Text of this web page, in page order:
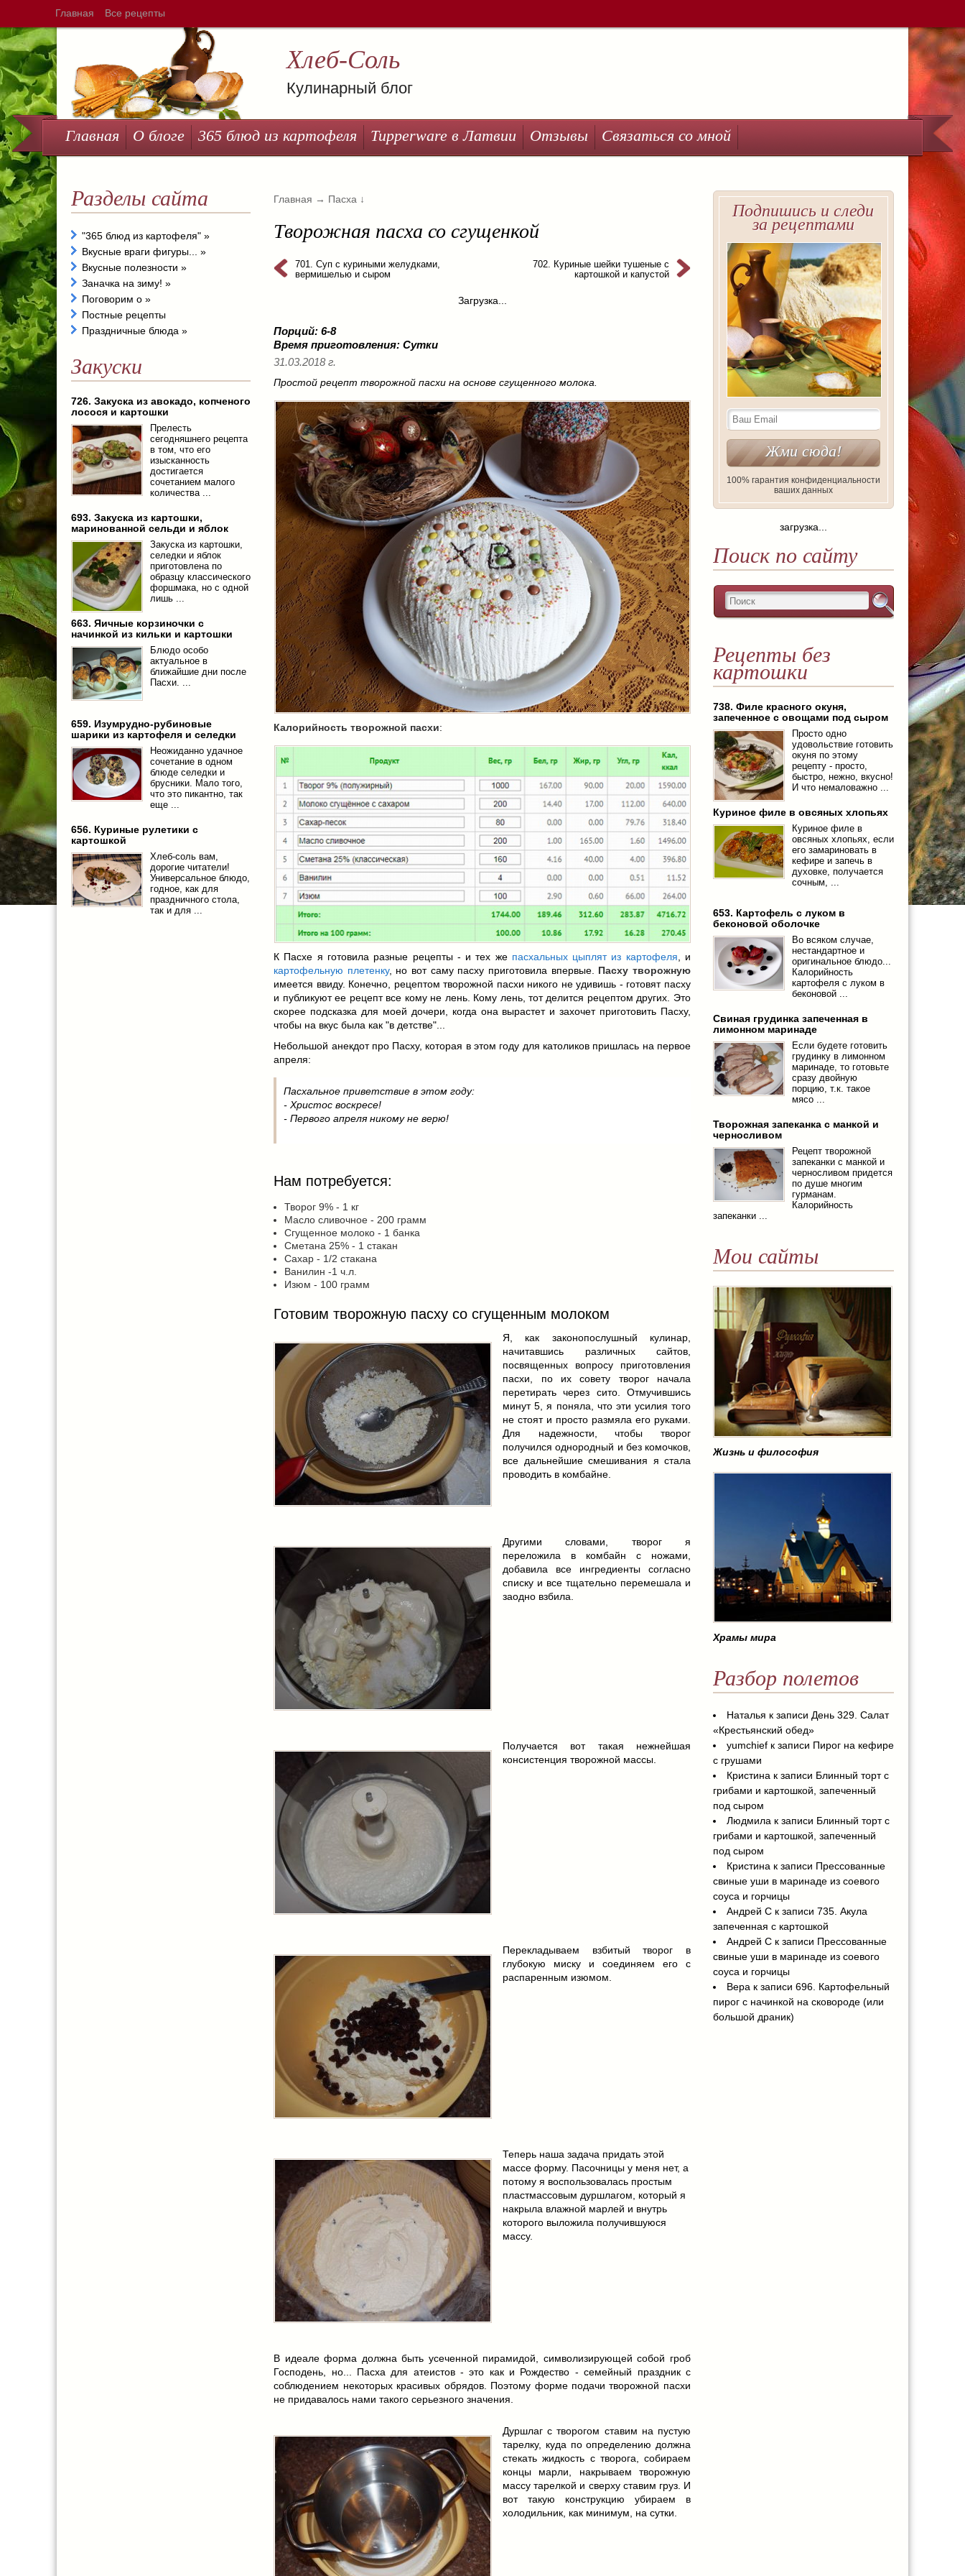
Главная Все рецепты
Хлеб-Соль
Кулинарный блог
Главная О блоге 365 блюд из картофеля Tupperware в Латвии Отзывы Связаться со мной
Главная → Пасха ↓
Творожная пасха со сгущенкой
701. Суп с куриными желудками,
вермишелью и сыром
702. Куриные шейки тушеные с
картошкой и капустой
Загрузка...
Порций: 6-8
Время приготовления:Сутки
31.03.2018 г.
Простой рецепт творожной пасхи на основе сгущенного молока.
Калорийность творожной пасхи:
К Пасхе я готовила разные рецепты - и тех же пасхальных цыплят из картофеля , и
картофельную плетенку, но вот саму пасху приготовила впервые. Пасху творожную
имеется ввиду. Конечно, рецептом творожной пасхи никого не удивишь - готовят пасху
и публикуют ее рецепт все кому не лень. Кому лень, тот делится рецептом других. Это
скорее подсказка для моей дочери, когда она вырастет и захочет приготовить Пасху,
чтобы на вкус была как "в детстве"...
Небольшой анекдот про Пасху, которая в этом году для католиков пришлась на первое
апреля:
Пасхальное приветствие в этом году:
- Христос воскресе!
- Первого апреля никому не верю!
Нам потребуется:
Творог 9% - 1 кг
Масло сливочное - 200 грамм
Сгущенное молоко - 1 банка
Сметана 25% - 1 стакан
Сахар - 1/2 стакана
Ванилин -1 ч.л.
Изюм - 100 грамм
Готовим творожную пасху со сгущенным молоком
Я, как законопослушный кулинар,
начитавшись различных сайтов,
посвященных вопросу приготовления
пасхи, по их совету творог начала
перетирать через сито. Отмучившись
минут 5, я поняла, что эти усилия того
не стоят и просто размяла его руками.
Для надежности, чтобы творог
получился однородный и без комочков,
все дальнейшие смешивания я стала
проводить в комбайне.
Другими словами, творог я
переложила в комбайн с ножами,
добавила все ингредиенты согласно
списку и все тщательно перемешала и
заодно взбила.
Получается вот такая нежнейшая
консистенция творожной массы.
Перекладываем взбитый творог в
глубокую миску и соединяем его с
распаренным изюмом.
Теперь наша задача придать этой
массе форму. Пасочницы у меня нет, а
потому я воспользовалась простым
пластмассовым дуршлагом, который я
накрыла влажной марлей и внутрь
которого выложила получившуюся
массу.
В идеале форма должна быть усеченной пирамидой, символизирующей собой гроб
Господень, но... Пасха для атеистов - это как и Рождество - семейный праздник с
соблюдением некоторых красивых обрядов. Поэтому форме подачи творожной пасхи
не придавалось нами такого серьезного значения.
Дуршлаг с творогом ставим на пустую
тарелку, куда по определению должна
стекать жидкость с творога, собираем
концы марли, накрываем творожную
массу тарелкой и сверху ставим груз. И
вот такую конструкцию убираем в
холодильник, как минимум, на сутки.
Разделы сайта
"365 блюд из картофеля" »
Вкусные враги фигуры... »
Вкусные полезности »
Заначка на зиму! »
Поговорим о »
Постные рецепты
Праздничные блюда »
Закуски
726. Закуска из авокадо, копченого
лосося и картошки
Прелесть
сегодняшнего рецепта
в том, что его
изысканность
достигается
сочетанием малого
количества ...
693. Закуска из картошки,
маринованной сельди и яблок
Закуска из картошки,
селедки и яблок
приготовлена по
образцу классического
форшмака, но с одной
лишь ...
663. Яичные корзиночки с
начинкой из кильки и картошки
Блюдо особо
актуальное в
ближайшие дни после
Пасхи. ...
659. Изумрудно-рубиновые
шарики из картофеля и селедки
Неожиданно удачное
сочетание в одном
блюде селедки и
брусники. Мало того,
что это пикантно, так
еще ...
656. Куриные рулетики с
картошкой
Хлеб-соль вам,
дорогие читатели!
Универсальное блюдо,
годное, как для
праздничного стола,
так и для ...
Подпишись и следи
за рецептами
100% гарантия конфиденциальности
ваших данных
загрузка...
Поиск по сайту
Рецепты без
картошки
738. Филе красного окуня,
запеченное с овощами под сыром
Просто одно
удовольствие готовить
окуня по этому
рецепту - просто,
быстро, нежно, вкусно!
И что немаловажно ...
Куриное филе в овсяных хлопьях
Куриное филе в
овсяных хлопьях, если
его замариновать в
кефире и запечь в
духовке, получается
сочным, ...
653. Картофель с луком в
беконовой оболочке
Во всяком случае,
нестандартное и
оригинальное блюдо...
Калорийность
картофеля с луком в
беконовой ...
Свиная грудинка запеченная в
лимонном маринаде
Если будете готовить
грудинку в лимонном
маринаде, то готовьте
сразу двойную
порцию, т.к. такое
мясо ...
Творожная запеканка с манкой и
черносливом
Рецепт творожной
запеканки с манкой и
черносливом придется
по душе многим
гурманам.
Калорийность
запеканки ...
Мои сайты
Жизнь и философия
Храмы мира
Разбор полетов
Наталья к записи День 329. Салат
«Крестьянский обед»
yumchiefк записи Пирог на кефире
с грушами
Кристинак записи Блинный торт с
грибами и картошкой, запеченный
под сыром
Людмилак записи Блинный торт с
грибами и картошкой, запеченный
под сыром
Кристинак записи Прессованные
свиные уши в маринаде из соевого
соуса и горчицы
Андрей Ск записи 735. Акула
запеченная с картошкой
Андрей Ск записи Прессованные
свиные уши в маринаде из соевого
соуса и горчицы
Верак записи 696. Картофельный
пирог с начинкой на сковороде (или
большой драник)